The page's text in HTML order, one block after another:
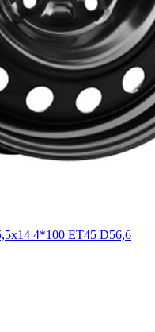
4*100 ET45 D56,6